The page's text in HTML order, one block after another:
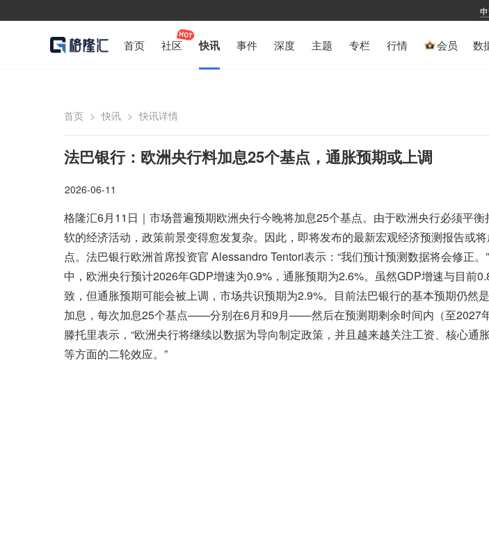
首页 社区 快讯 事件 深度 主题 专栏 行情 会员 数
首页 > 快讯 > 快讯详情
法巴银行：欧洲央行料加息25个基点，通胀预期或上调
2026-06-11
格隆汇6月11日｜市场普遍预期欧洲央行今晚将加息25个基点。由于欧洲央行必须平
软的经济活动，政策前景变得愈发复杂。因此，即将发布的最新宏观经济预测报告或
点。法巴银行欧洲首席投资官 Alessandro Tentori表示：“我们预计预测数据将会修正
中，欧洲央行预计2026年GDP增速为0.9%，通胀预期为2.6%。虽然GDP增速与目前
致，但通胀预期可能会被上调，市场共识预期为2.9%。目前法巴银行的基本预期仍然
加息，每次加息25个基点——分别在6月和9月——然后在预测期剩余时间内（至2027年
滕托里表示，“欧洲央行将继续以数据为导向制定政策，并且越来越关注工资、核心通
等方面的二轮效应。”